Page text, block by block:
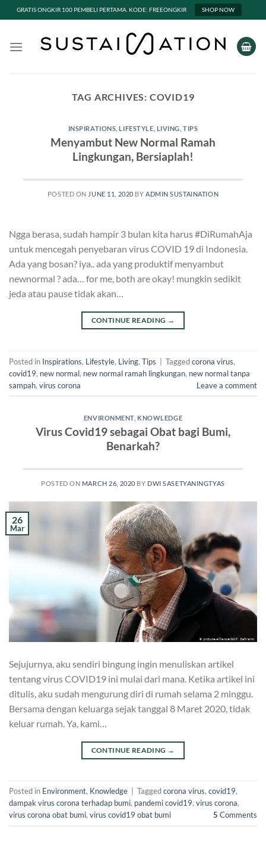
GRATIS ONGKIR 100 PEMBELI PERTAMA. KODE: FREEONGKIR SHOP NOW
TAG ARCHIVES: COVID19
INSPIRATIONS ,LIFESTYLE LIVING ,TIPS
Menyambut New Normal Ramah
Lingkungan, Bersiaplah!
POSTED ON JUNE 11, 2020 BYADMIN SUSTAINATION
Ngga berasa, sudah hampir 3 bulan kita harus #DiRumahAja
untuk mencegah penyebaran virus COVID 19 di Indonesia.
Ada yang bosan? iya.. ada yang produktif menyambut
newnormal ? ada… for me, both are okay! mungkin sedikit
jeda atau pause tidak akan…
CONTINUE READING →
Posted in Inspirations, Lifestyle, Living, Tips | Taggedcorona virus,
covid19, new normal, new normal ramah lingkungan, new normal tanpa
sampah, virus corona Leave a comment
ENVIRONMENT KNOWLEDGE
Virus Covid19 sebagai Obat bagi Bumi,
Benarkah?
POSTED ON MARCH 26, 2020 BY DWI SASETYANINGTYAS
26
Mar
Sejujurnya, aku sendiri bingung ingin menuliskan artikel
tentang virus COVID19 ini mulai dari mana. Ketika artikel ini
ditulis, aku sudah mengurung diri di rumah selama 2 minggu.
Bersama dengan keluarga sejak tanggal 8 Maret 2020, tidak
keluar rumah. Ya, kami…
CONTINUE READING →
Posted in Environment, Knowledge Taggedcorona virus, covid19,
dampak virus corona terhadap bumi, pandemi covid19, virus corona,
virus corona obat bumi, virus covid19 obat bumi 5 Comments